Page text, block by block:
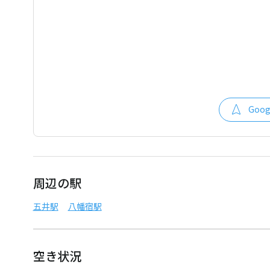
周辺の駅
五井駅 八幡宿駅
空き状況